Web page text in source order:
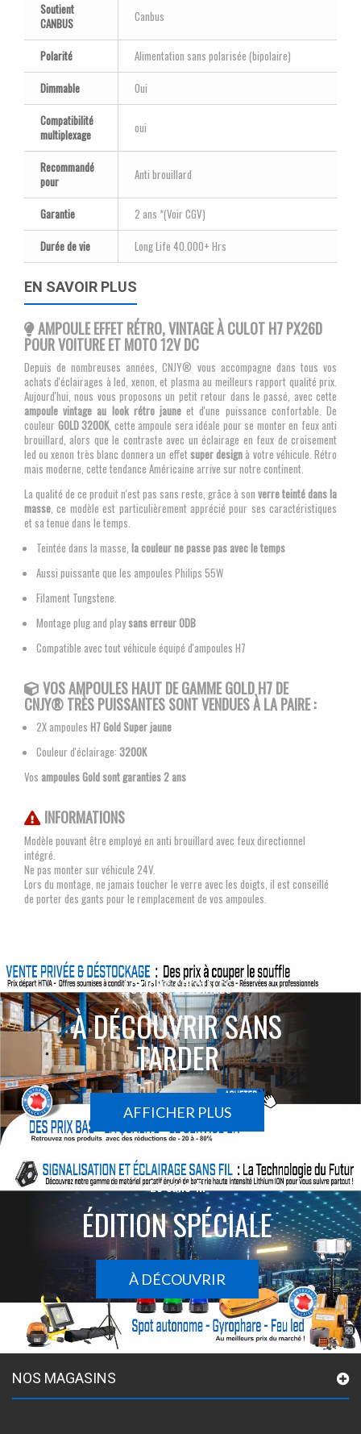
Soutient
CANBUS
Canbus
Polarité
Alimentation sans polarisée (bipolaire)
Dimmable
Oui
Compatibilité
multiplexage
oui
Recommandé
pour
Anti brouillard
Garantie
2 ans *(Voir CGV)
Durée de vie
Long Life 40.000+ Hrs
EN SAVOIR PLUS
AMPOULE EFFET RÉTRO, VINTAGE À CULOT H7 PX26D
POUR VOITURE ET MOTO 12V DC
Depuis de nombreuses années, CNJY® vous accompagne dans tous vos
achats d'éclairages à led, xenon, et plasma au meilleurs rapport qualité prix.
Aujourd'hui, nous vous proposons un petit retour dans le passé, avec cette
ampoule vintage au look rétro jaune et d'une puissance confortable. De
couleur GOLD 3200K, cette ampoule sera idéale pour se monter en feux anti
brouillard, alors que le contraste avec un éclairage en feux de croisement
led ou xenon très blanc donnera un effet super design à votre véhicule. Rétro
mais moderne, cette tendance Américaine arrive sur notre continent.
La qualité de ce produit n'est pas sans reste, grâce à son verre teinté dans la
masse, ce modèle est particulièrement apprécié pour ses caractéristiques
et sa tenue dans le temps.
Teintée dans la masse, la couleur ne passe pas avec le temps
Aussi puissante que les ampoules Philips 55W
Filament Tungstene.
Montage plug and playsans erreur ODB
Compatible avec tout véhicule équipé d'ampoules H7
VOS AMPOULESHAUT DE GAMME GOLD H7 DE
CNJY®TRÈS PUISSANTES SONT VENDUES À LA PAIRE :
2X ampoules H7 Gold Super jaune
Couleur d'éclairage: 3200K
Vos ampoules Gold sont garanties 2 ans
INFORMATIONS
Modèle pouvant être employé en anti brouillard avec feux directionnel
intégré.
Ne pas monter sur véhicule 24V.
Lors du montage, ne jamais toucher le verre avec les doigts, il est conseillé
de porter des gants pour le remplacement de vos ampoules.
ACTIONS SPÉCIALES
À DÉCOUVRIR SANS
TARDER
AFFICHER PLUS
Le sans-fil
ÉDITION SPÉCIALE
À DÉCOUVRIR
NOS MAGASINS